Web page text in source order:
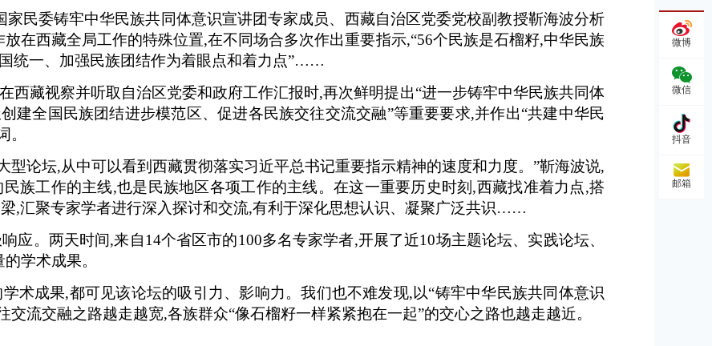
家民委铸牢中华民族共同体意识宣讲团专家成员、西藏自治区党委党校副教授靳海波分析
在西藏全局工作的特殊位置,在不同场合多次作出重要指示,“56个民族是石榴籽,中华民族
统一、加强民族团结作为着眼点和着力点”……
西藏视察并听取自治区党委和政府工作汇报时,再次鲜明提出“进一步铸牢中华民族共同体
建全国民族团结进步模范区、促进各民族交往交流交融”等重要要求,并作出“共建中华民
。
型论坛,从中可以看到西藏贯彻落实习近平总书记重要指示精神的速度和力度。”靳海波说,
族工作的主线,也是民族地区各项工作的主线。在这一重要历史时刻,西藏找准着力点,搭
,汇聚专家学者进行深入探讨和交流,有利于深化思想认识、凝聚广泛共识……
应。两天时间,来自14个省区市的100多名专家学者,开展了近10场主题论坛、实践论坛、
学术成果。
术成果,都可见该论坛的吸引力、影响力。我们也不难发现,以“铸牢中华民族共同体意识
流交融之路越走越宽,各族群众“像石榴籽一样紧紧抱在一起”的交心之路也越走越近。
微博
微信
抖音
邮箱